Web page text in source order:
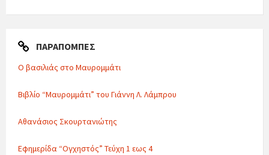
ΠΑΡΑΠΟΜΠΈΣ
Ο βασιλιάς στο Μαυρομμάτι
Βιβλίο “Μαυρομμάτι” του Γιάννη Λ. Λάμπρου
Αθανάσιος Σκουρτανιώτης
Εφημερίδα “Ογχηστός” Τεύχη 1 εως 4